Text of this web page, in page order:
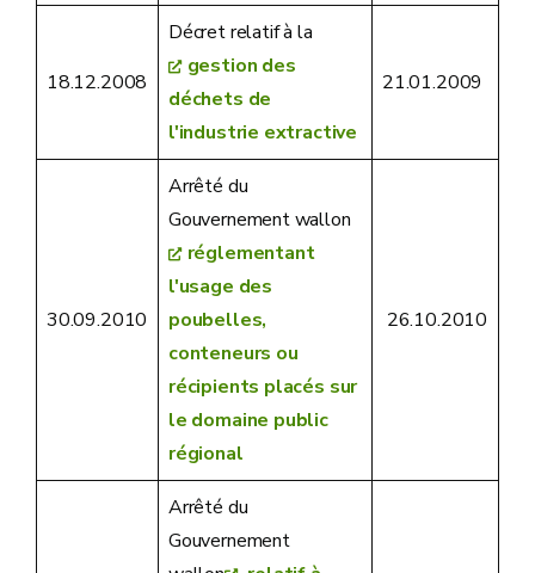
18.12.2008
Décret relatif à la
gestion des
déchets de
l'industrie extractive
21.01.2009
30.09.2010
Arrêté du
Gouvernement wallon
réglementant
l'usage des
poubelles,
conteneurs ou
récipients placés sur
le domaine public
régional
26.10.2010
Arrêté du
Gouvernement